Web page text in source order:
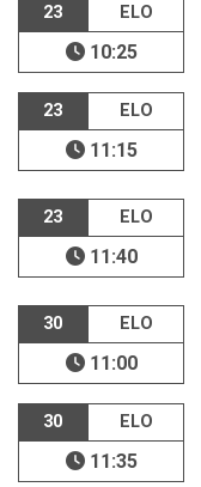
23 ELO
10:25
23 ELO
11:15
23 ELO
11:40
30 ELO
11:00
30 ELO
11:35